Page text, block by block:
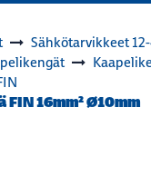
Sähkötarvikkeet
FIN 16mm² Ø10mm